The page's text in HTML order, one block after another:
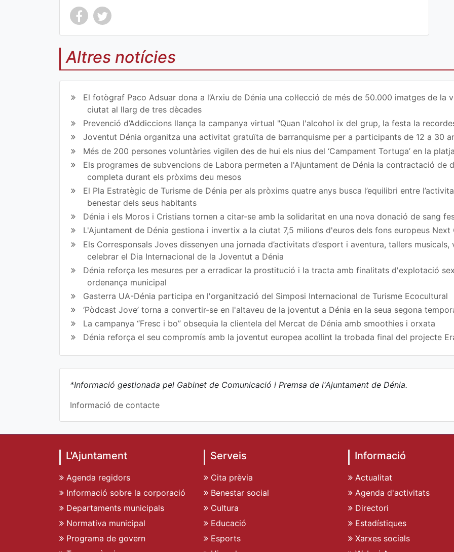
Co
art
ir
en
Fa
ce
bo
ok
Co
art
ir
en
Tw
itt
er
Altres notícies
El fotògraf Paco Adsuar dona a l’Arxiu de Dénia una col·lecció de més de 50.000 imatges de la
ciutat al llarg de tres dècades
Prevenció d’Addiccions llança la campanya virtual "Quan l'alcohol ix del grup, la festa la
Joventut Dénia organitza una activitat gratuïta de barranquisme per a participants de 12 a 30
Més de 200 persones voluntàries vigilen des de hui els nius del ‘Campament Tortuga’ en la
Els programes de subvencions de Labora permeten a l'Ajuntament de Dénia la contractació de
completa durant els pròxims deu mesos
El Pla Estratègic de Turisme de Dénia per als pròxims quatre anys busca l’equilibri entre
benestar dels seus habitants
Dénia i els Moros i Cristians tornen a citar-se amb la solidaritat en una nova donació de sang
L'Ajuntament de Dénia gestiona i invertix a la ciutat 7,5 milions d'euros dels fons europeus Next
Els Corresponsals Joves dissenyen una jornada d’activitats d’esport i aventura, tallers
celebrar el Dia Internacional de la Joventut a Dénia
Dénia reforça les mesures per a erradicar la prostitució i la tracta amb finalitats d'explotació
ordenança municipal
Gasterra UA-Dénia participa en l'organització del Simposi Internacional de Turisme Ecocultural
‘Pòdcast Jove’ torna a convertir-se en l'altaveu de la joventut a Dénia en la seua segona
La campanya “Fresc i bo” obsequia la clientela del Mercat de Dénia amb smoothies i orxata
Dénia reforça el seu compromís amb la joventut europea acollint la trobada final del projecte
*Informació gestionada pel Gabinet de Comunicació i Premsa de l'Ajuntament de Dénia.
Informació de contacte
L'Ajuntament
Agenda regidors
Informació sobre la corporació
Departaments municipals
Normativa municipal
Programa de govern
Serveis
Cita prèvia
Benestar social
Cultura
Educació
Esports
Informació
Actualitat
Agenda d'activitats
Directori
Estadístiques
Xarxes socials